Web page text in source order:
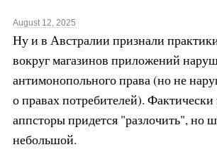
August 12, 2025
Ну и в Австралии признали
вокруг магазинов приложений
антимонопольного права (но не
о правах потребителей). Фактически
аппсторы придется "разлочить", но
небольшой.